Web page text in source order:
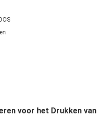
voor het Drukken van